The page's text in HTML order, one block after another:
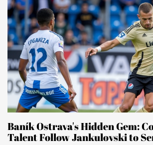
Baník Ostrava's Hidden Gem:
Talent Follow Jankulovski to